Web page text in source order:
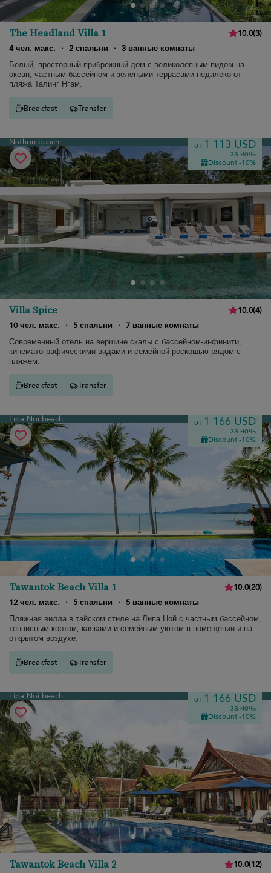
The Headland Villa 1 10.0(3)
4 чел. макс.
· 2 спальни · 3 ванные комнаты
Белый, просторный прибрежный дом с великолепным видом на
океан, частным бассейном и зелеными террасами недалеко от
пляжа Талинг Нгам.
Breakfast Transfer
Nathon beach от 1 113 USD
за ночь
Discount -10%
Villa Spice 10.0(4)
10 чел. макс.
· 5 спальни · 7 ванные комнаты
Современный отель на вершине скалы с бассейном-инфинити,
кинематографическими видами и семейной роскошью рядом с
пляжем.
Breakfast Transfer
Lipa Noi beach от 1 166 USD
за ночь
Discount -10%
Tawantok Beach Villa 1 10.0(20)
12 чел. макс.
· 5 спальни ·
5 ванные комнаты
Пляжная вилла в тайском стиле на Липа Ной с частным бассейном,
теннисным кортом, каяками и семейным уютом в помещении и на
открытом воздухе.
Breakfast Transfer
Lipa Noi beach от 1 166 USD
за ночь
Discount -10%
Tawantok Beach Villa 2 10.0(12)